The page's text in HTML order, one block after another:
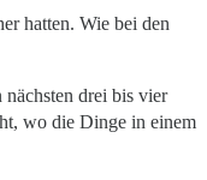
hatten. Wie bei den
drei bis vier
wo die Dinge in einem